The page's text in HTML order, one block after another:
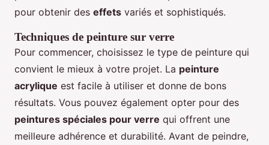
pour obtenir des effets variés et sophistiqués.
Techniques de peinture sur verre
Pour commencer, choisissez le type de peinture qui
convient le mieux à votre projet. La peinture
acrylique est facile à utiliser et donne de bons
résultats. Vous pouvez également opter pour des
peintures spéciales pour verre qui offrent une
meilleure adhérence et durabilité. Avant de peindre,